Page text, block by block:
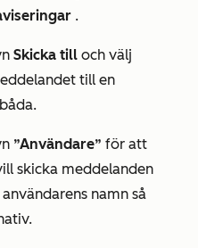
.
Skicka till och välj
till en
”Användare” för att
skicka meddelanden
namn så